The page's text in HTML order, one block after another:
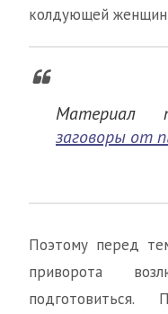
колдующей
заговоры от
Поэтому перед
приворота
подготовиться.